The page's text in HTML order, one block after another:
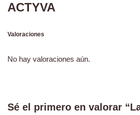
ACTYVA
Valoraciones
No hay valoraciones aún.
Sé el primero en valorar